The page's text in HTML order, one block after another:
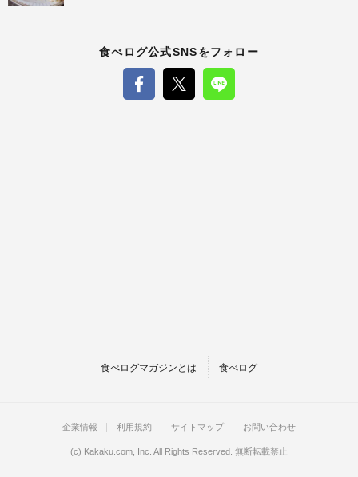
食べログ公式SNSをフォロー
食べログマガジンとは 食べログ
企業情報 利用規約 サイトマップ お問い合わせ
(c) Kakaku.com, Inc. All Rights Reserved. 無断転載禁止